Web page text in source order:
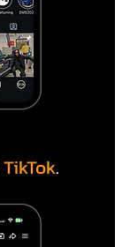
TikTok.